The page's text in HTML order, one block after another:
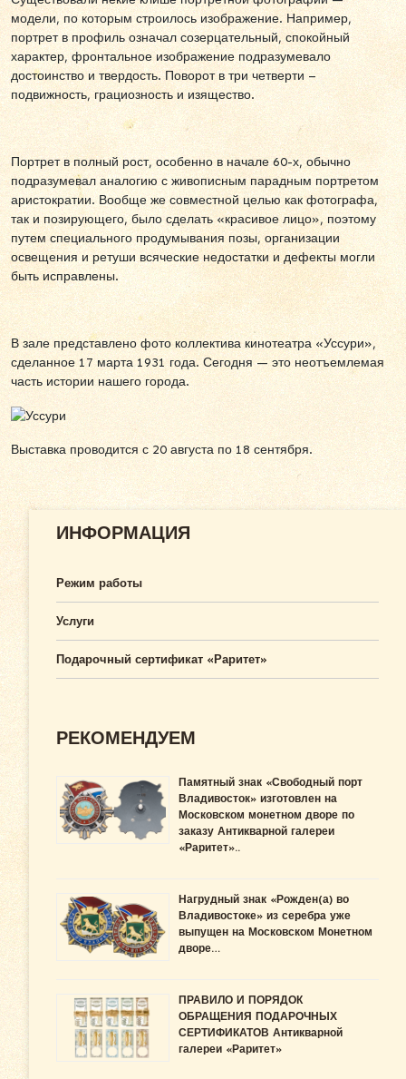
модели, по которым строилось изображение. Например,
портрет в профиль означал созерцательный, спокойный
характер, фронтальное изображение подразумевало
достоинство и твердость. Поворот в три четверти –
подвижность, грациозность и изящество.
Портрет в полный рост, особенно в начале 60-х, обычно
подразумевал аналогию с живописным парадным портретом
аристократии. Вообще же совместной целью как фотографа,
так и позирующего, было сделать «красивое лицо», поэтому
путем специального продумывания позы, организации
освещения и ретуши всяческие недостатки и дефекты могли
быть исправлены.
В зале представлено фото коллектива кинотеатра «Уссури»,
сделанное 17 марта 1931 года. Сегодня — это неотъемлемая
часть истории нашего города.
Выставка проводится с 20 августа по 18 сентября.
ИНФОРМАЦИЯ
Режим работы
Услуги
Подарочный сертификат «Раритет»
РЕКОМЕНДУЕМ
Памятный знак «Свободный порт
Владивосток» изготовлен на
Московском монетном дворе по
заказу Антикварной галереи
«Раритет»..
Нагрудный знак «Рожден(а) во
Владивостоке» из серебра уже
выпущен на Московском Монетном
дворе…
ПРАВИЛО И ПОРЯДОК
ОБРАЩЕНИЯ ПОДАРОЧНЫХ
СЕРТИФИКАТОВ Антикварной
галереи «Раритет»